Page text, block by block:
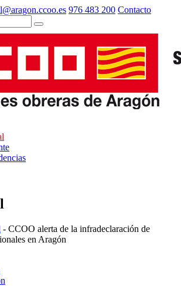
976 483 200 Contacto
- CCOO alerta de la infradeclaración de
en Aragón